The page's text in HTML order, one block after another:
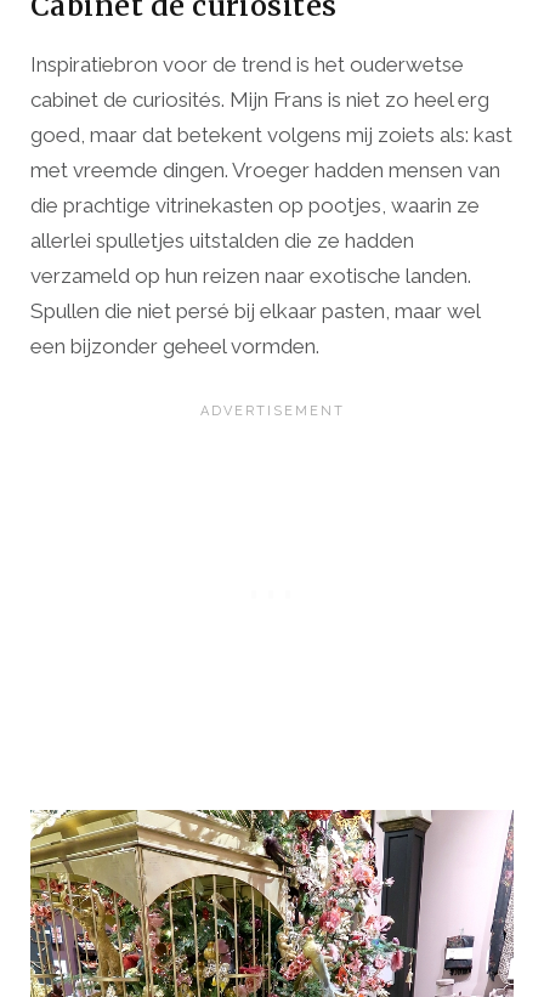
Inspiratiebron voor de trend is het ouderwetse
cabinet de curiosités. Mijn Frans is niet zo heel erg
goed, maar dat betekent volgens mij zoiets als: kast
met vreemde dingen. Vroeger hadden mensen van
die prachtige vitrinekasten op pootjes, waarin ze
allerlei spulletjes uitstalden die ze hadden
verzameld op hun reizen naar exotische landen.
Spullen die niet persé bij elkaar pasten, maar wel
een bijzonder geheel vormden.